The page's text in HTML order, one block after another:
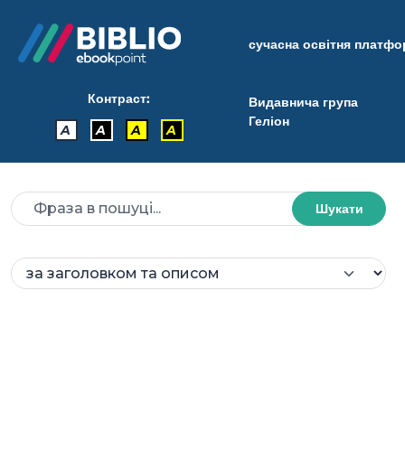
сучасна освітня
Контраст:
A
A A A
Видавнича група
Геліон
Шукати